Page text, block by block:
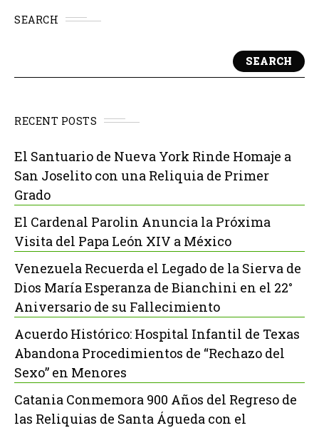
SEARCH
SEARCH
RECENT POSTS
El Santuario de Nueva York Rinde Homaje a
San Joselito con una Reliquia de Primer
Grado
El Cardenal Parolin Anuncia la Próxima
Visita del Papa León XIV a México
Venezuela Recuerda el Legado de la Sierva de
Dios María Esperanza de Bianchini en el 22°
Aniversario de su Fallecimiento
Acuerdo Histórico: Hospital Infantil de Texas
Abandona Procedimientos de “Rechazo del
Sexo” en Menores
Catania Conmemora 900 Años del Regreso de
las Reliquias de Santa Águeda con el